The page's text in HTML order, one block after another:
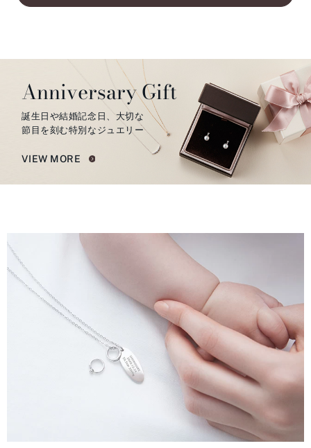
Anniversary Gift
誕生日や結婚記念日、大切な
節目を刻む特別なジュエリー
VIEW MORE